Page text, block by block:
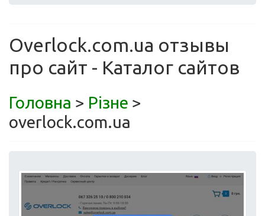
Overlock.com.ua отзывы
про сайт - Каталог сайтов
Головна > Різне >
overlock.com.ua